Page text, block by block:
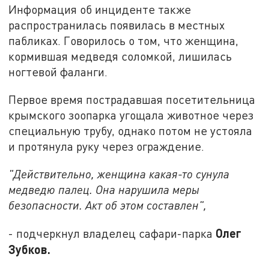
Информация об инциденте также
распространилась появилась в местных
пабликах. Говорилось о том, что женщина,
кормившая медведя соломкой, лишилась
ногтевой фаланги.
Первое время пострадавшая посетительница
крымского зоопарка угощала животное через
специальную трубу, однако потом не устояла
и протянула руку через ограждение.
"Действительно, женщина какая-то сунула
медведю палец. Она нарушила меры
безопасности. Акт об этом составлен",
- подчеркнул владелец сафари-парка Олег
Зубков.